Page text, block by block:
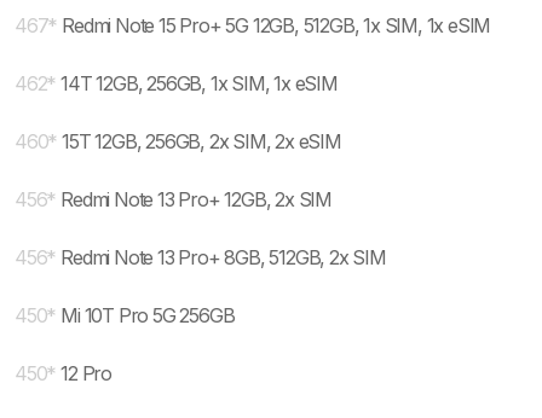
467* Redmi Note 15 Pro+ 5G 12GB, 512GB, 1x SIM, 1x eSIM
462* 14T 12GB, 256GB, 1x SIM, 1x eSIM
460* 15T 12GB, 256GB, 2x SIM, 2x eSIM
456* Redmi Note 13 Pro+ 12GB, 2x SIM
456* Redmi Note 13 Pro+ 8GB, 512GB, 2x SIM
450* Mi 10T Pro 5G 256GB
450* 12 Pro